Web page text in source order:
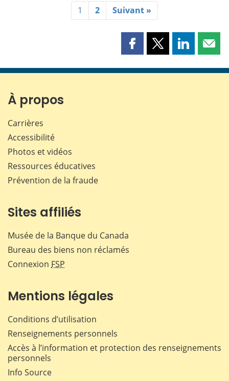
1 2 Suivant »
Partager
page
Partager
page
Partager
page page
À propos
Carrières
Accessibilité
Photos et vidéos
Ressources éducatives
Prévention de la fraude
Sites affiliés
Musée de la Banque du Canada
Bureau des biens non réclamés
Connexion FSP
Mentions légales
Conditions d’utilisation
Renseignements personnels
Accès à l’information et protection des renseignements
personnels
Info Source